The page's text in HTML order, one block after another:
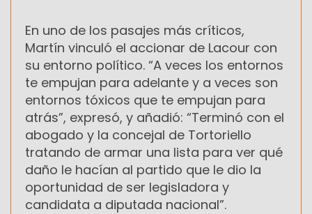
En uno de los pasajes más críticos,
Martín vinculó el accionar de Lacour con
su entorno político. “A veces los entornos
te empujan para adelante y a veces son
entornos tóxicos que te empujan para
atrás”, expresó, y añadió: “Terminó con el
abogado y la concejal de Tortoriello
tratando de armar una lista para ver qué
daño le hacían al partido que le dio la
oportunidad de ser legisladora y
candidata a diputada nacional”.